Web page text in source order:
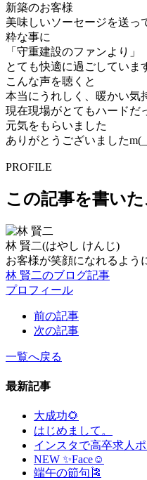
新築のお客様
美味しいソーセージを送っ
粋な事に
「守重建設のファンより」
とても快適に過ごしていま
こんな声を聴くと
本当にうれしく、暖かい気
現在現場がとてもハードだ
元気をもらいました
ありがとうございました
PROFILE
この記事を書い
林 賢二(はやし けんじ)
お客様が笑顔になれるよう
林 賢二のブログ記事
プロフィール
前の記事
次の記事
一覧へ戻る
最新記事
大成功🌻
はじめまして。
インスタで高卒求人
NEW ✨Face☺
端午の節句🎏